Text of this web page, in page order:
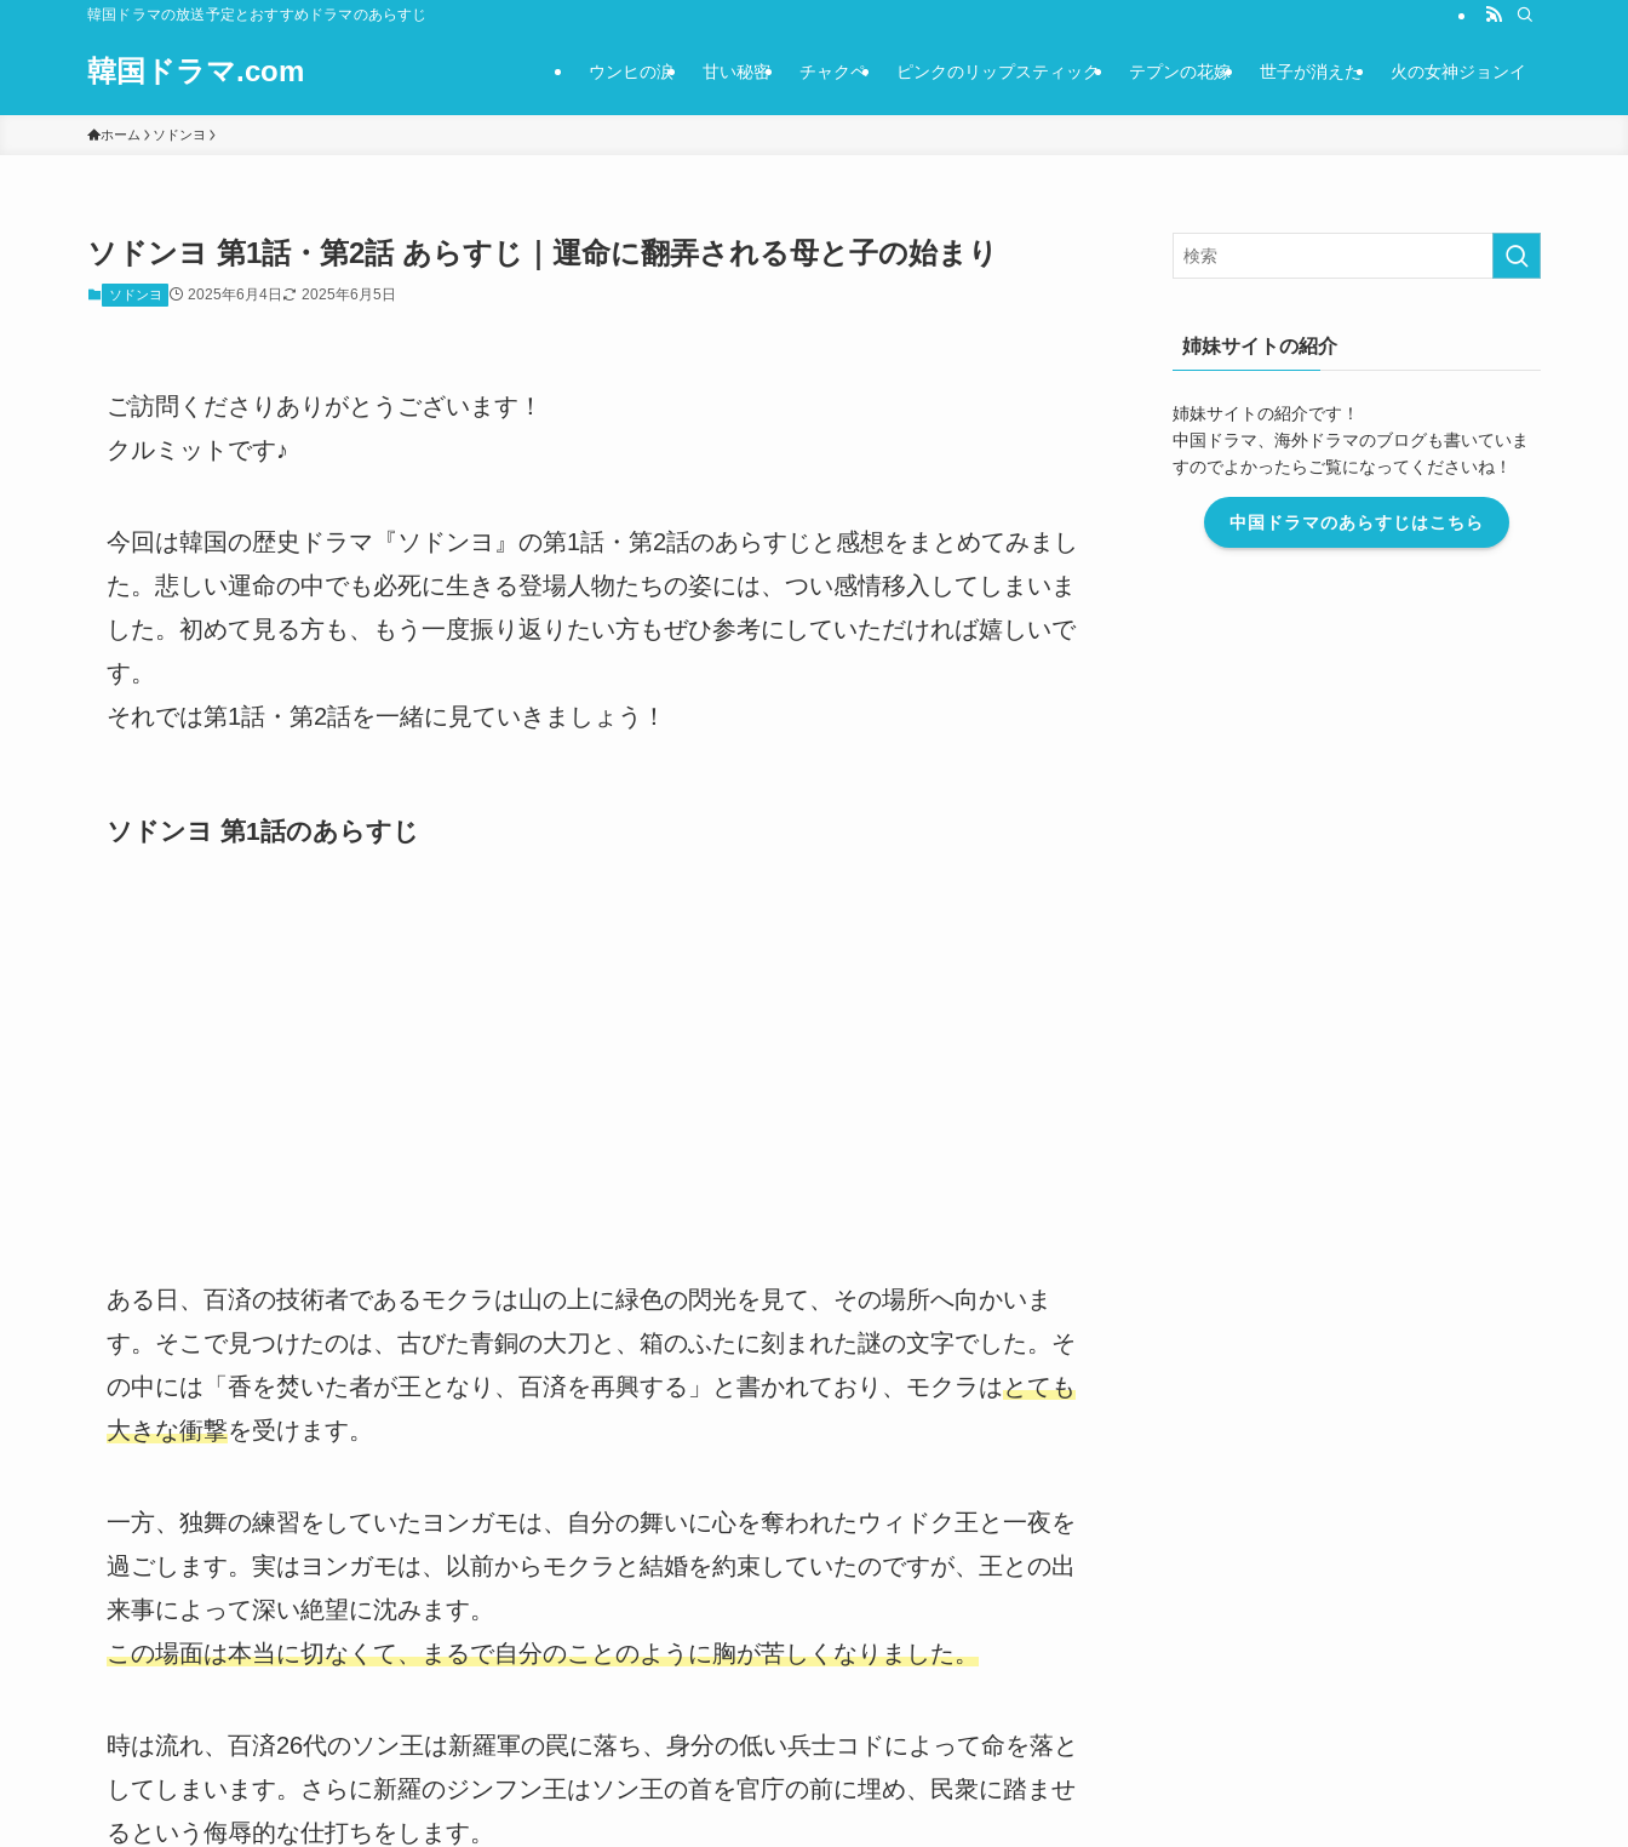
韓国ドラマの放送予定とおすすめドラマのあらすじ
韓国ドラマ.com ウンヒの涙 甘い秘密 チャクペ ピンクのリップスティック テプンの花嫁 世子が消えた 火の女神ジョンイ
ホーム ソドンヨ
ソドンヨ 第1話・第2話 あらすじ｜運命に翻弄される母と子の始まり
ソドンヨ 2025年6月4日 2025年6月5日
ご訪問くださりありがとうございます！
クルミットです♪
今回は韓国の歴史ドラマ『ソドンヨ』の第1話・第2話のあらすじと感想をまとめてみまし
た。悲しい運命の中でも必死に生きる登場人物たちの姿には、つい感情移入してしまいま
した。初めて見る方も、もう一度振り返りたい方もぜひ参考にしていただければ嬉しいで
す。
それでは第1話・第2話を一緒に見ていきましょう！
ソドンヨ 第1話のあらすじ
ある日、百済の技術者であるモクラは山の上に緑色の閃光を見て、その場所へ向かいま
す。そこで見つけたのは、古びた青銅の大刀と、箱のふたに刻まれた謎の文字でした。そ
の中には「香を焚いた者が王となり、百済を再興する」と書かれており、モクラはとても
大きな衝撃を受けます。
一方、独舞の練習をしていたヨンガモは、自分の舞いに心を奪われたウィドク王と一夜を
過ごします。実はヨンガモは、以前からモクラと結婚を約束していたのですが、王との出
来事によって深い絶望に沈みます。
この場面は本当に切なくて、まるで自分のことのように胸が苦しくなりました。
時は流れ、百済26代のソン王は新羅軍の罠に落ち、身分の低い兵士コドによって命を落と
してしまいます。さらに新羅のジンフン王はソン王の首を官庁の前に埋め、民衆に踏ませ
るという侮辱的な仕打ちをします。
姉妹サイトの紹介
姉妹サイトの紹介です！
中国ドラマ、海外ドラマのブログも書いていま
すのでよかったらご覧になってくださいね！
中国ドラマのあらすじはこちら